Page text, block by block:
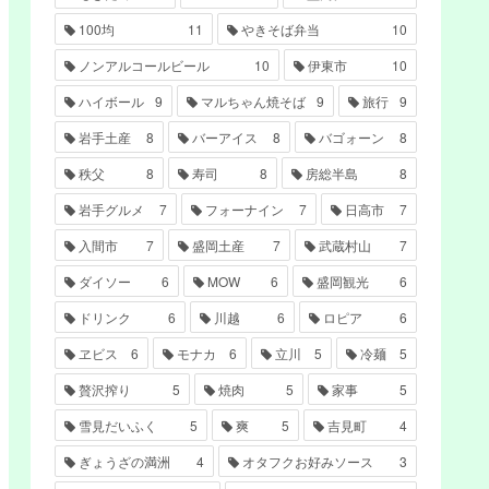
100均
11 やきそば弁当
10
ノンアルコールビール
10 伊東市
10
ハイボール 9 マルちゃん焼そば 9 旅行 9
岩手土産
8 バーアイス 8 バゴォーン
8
秩父
8 寿司 8 房総半島
8
岩手グルメ
7 フォーナイン 7 日高市
7
入間市
7 盛岡土産 7 武蔵村山
7
ダイソー
6 MOW 6 盛岡観光
6
ドリンク
6 川越 6 ロピア
6
ヱビス
6 モナカ 6 立川 5 冷麺
5
贅沢搾り
5 焼肉 5 家事
5
雪見だいふく
5 爽 5 吉見町
4
ぎょうざの満洲
4 オタフクお好みソース
3